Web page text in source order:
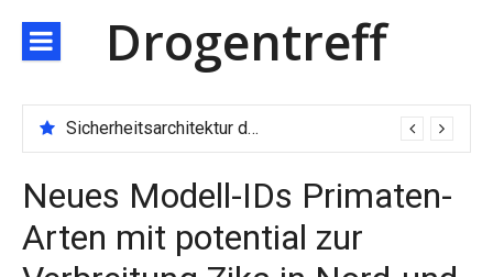
zum
Inhalt
Drogentreff
Sicherheitsarchitektur der nächsten Generation: JARXE kombiniert Multi-Wallet und MPC als Schutzschild für digitales Vertrauen
Neues Modell-IDs Primaten-
Arten mit potential zur